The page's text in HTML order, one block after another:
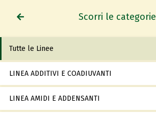
Scorri le categorie
Tutte le Linee
LINEA ADDITIVI E COADIUVANTI
LINEA AMIDI E ADDENSANTI